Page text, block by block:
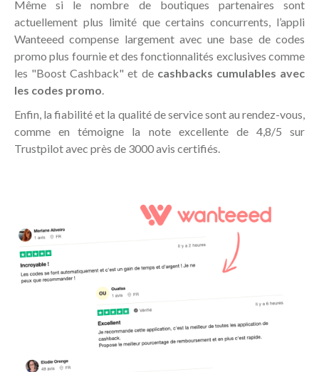
Même si le nombre de boutiques partenaires sont
actuellement plus limité que certains concurrents, l’appli
Wanteeed compense largement avec une base de codes
promo plus fournie et des fonctionnalités exclusives comme
les "Boost Cashback" et de cashbacks cumulables avec
les codes promo.
Enfin, la fiabilité et la qualité de service sont au rendez-vous,
comme en témoigne la note excellente de 4,8/5 sur
Trustpilot avec près de 3000 avis certifiés.